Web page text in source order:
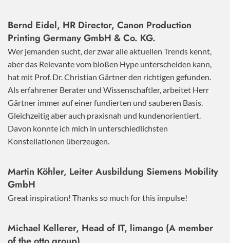
Bernd Eidel, HR Director, Canon Production
Printing Germany GmbH & Co. KG.
Wer jemanden sucht, der zwar alle aktuellen Trends kennt,
aber das Relevante vom bloßen Hype unterscheiden kann,
hat mit Prof. Dr. Christian Gärtner den richtigen gefunden.
Als erfahrener Berater und Wissenschaftler, arbeitet Herr
Gärtner immer auf einer fundierten und sauberen Basis.
Gleichzeitig aber auch praxisnah und kundenorientiert.
Davon konnte ich mich in unterschiedlichsten
Konstellationen überzeugen.
Martin Köhler, Leiter Ausbildung Siemens Mobility
GmbH
Great inspiration! Thanks so much for this impulse!
Michael Kellerer, Head of IT, limango (A member